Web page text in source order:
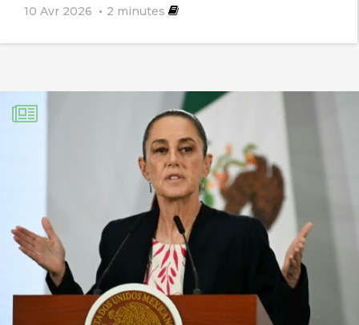
10 Avr 2026 2 minutes